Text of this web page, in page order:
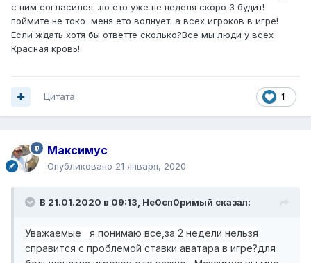
с ним согласился...но ето уже не неделя скоро 3 будит!
поймите не токо меня ето волнует. а всех игроков в игре!
Если ждать хотя бы ответте сколько?Все мы люди у всех
Красная кровь!
1
Цитата
Максимус
Опубликовано 21 января, 2020
В 21.01.2020 в 09:13, Не0сп0римый сказал:
Уважаемые я понимаю все,за 2 недели нельзя
справится с проблемой ставки аватара в игре?для